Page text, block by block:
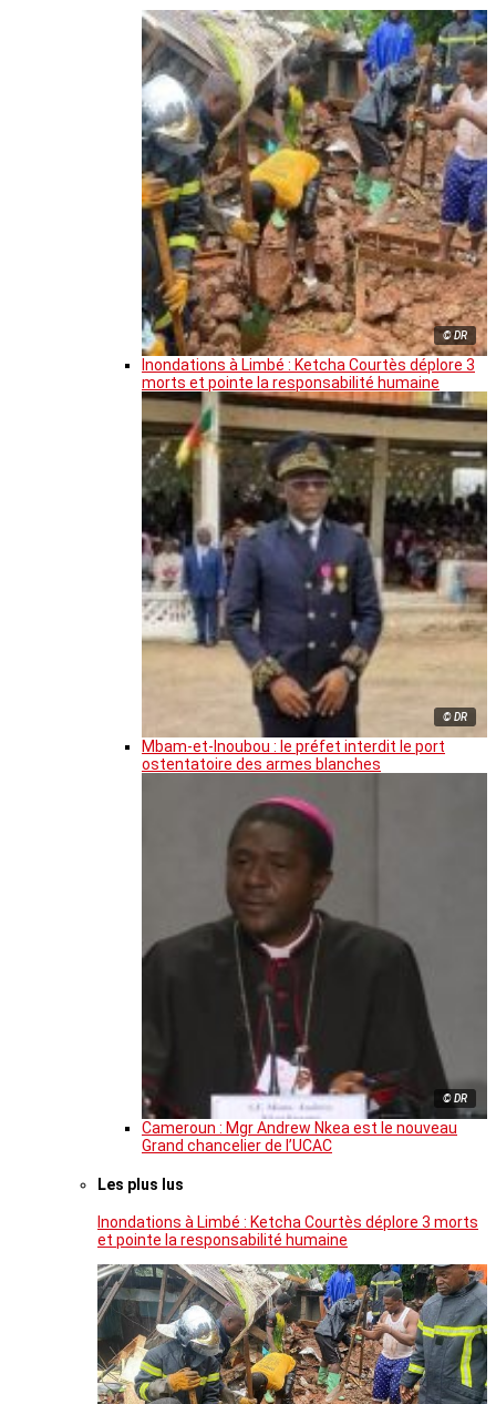
© DR
Inondations à Limbé : Ketcha Courtès déplore 3
morts et pointe la responsabilité humaine
© DR
Mbam-et-Inoubou : le préfet interdit le port
ostentatoire des armes blanches
© DR
Cameroun : Mgr Andrew Nkea est le nouveau
Grand chancelier de l’UCAC
Les plus lus
Inondations à Limbé : Ketcha Courtès déplore 3 morts
et pointe la responsabilité humaine